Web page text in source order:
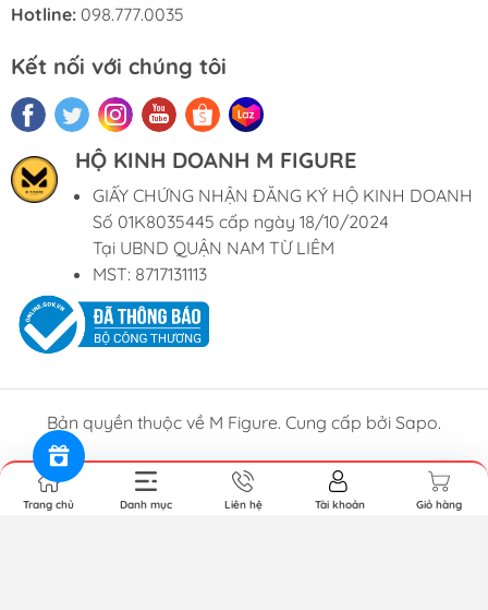
Hotline: 098.777.0035
Kết nối với chúng tôi
HỘ KINH DOANH M FIGURE
GIẤY CHỨNG NHẬN ĐĂNG KÝ HỘ KINH DOANH
Số 01K8035445 cấp ngày 18/10/2024
Tại UBND QUẬN NAM TỪ LIÊM
MST: 8717131113
Bản quyền thuộc về M Figure. Cung cấp bởi Sapo.
Trang chủ Danh mục Liên hệ Tài khoản Giỏ hàng